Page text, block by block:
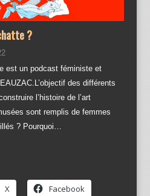
?
est un podcast féministe et
des différents
l’histoire de l’art
sont remplis de femmes
? Pourquoi…
X Facebook